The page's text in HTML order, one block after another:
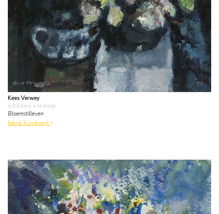
Kees Verwey
schilderij • te koop
Bloemstilleven
bekijk kunstwerk